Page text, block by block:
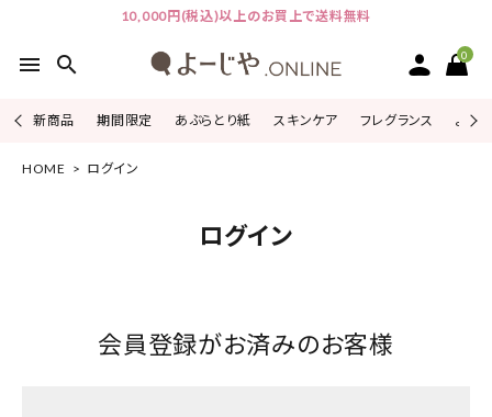
10,000円(税込)以上のお買上で送料無料
menu search 0
新商品 期間限定 あぶらとり紙 スキンケア フレグランス よじ
ACCOUNT MENU
HOME ログイン
ログイン
会員登録がお済みのお客様